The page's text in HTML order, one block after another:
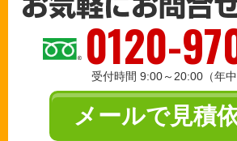
0120-
受付時間 9:00～20:00（年中
メールで見積